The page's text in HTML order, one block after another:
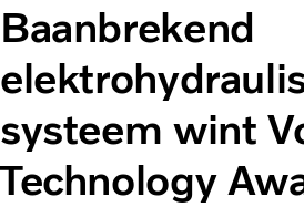
News & Media
About us
Baanbrekend
systeem wint
Technology